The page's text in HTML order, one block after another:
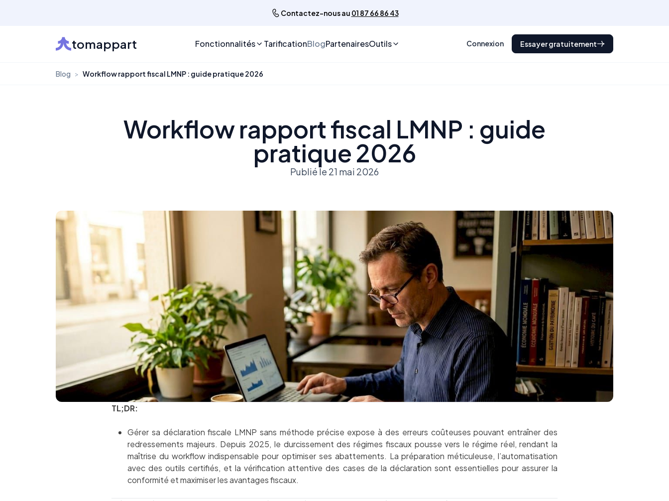
Contactez-nous au 01 87 66 86 43
tomappart Fonctionnalités TarificationBlogPartenairesOutils Connexion Essayer gratuitement
Blog > Workflow rapport fiscal LMNP : guide pratique 2026
Workflow rapport fiscal LMNP : guide
pratique 2026
Publié le 21 mai 2026
TL;DR:
Gérer sa déclaration fiscale LMNP sans méthode précise expose à des erreurs coûteuses pouvant entraîner des
redressements majeurs. Depuis 2025, le durcissement des régimes fiscaux pousse vers le régime réel, rendant la
maîtrise du workflow indispensable pour optimiser ses abattements. La préparation méticuleuse, l’automatisation
avec des outils certifiés, et la vérification attentive des cases de la déclaration sont essentielles pour assurer la
conformité et maximiser les avantages fiscaux.